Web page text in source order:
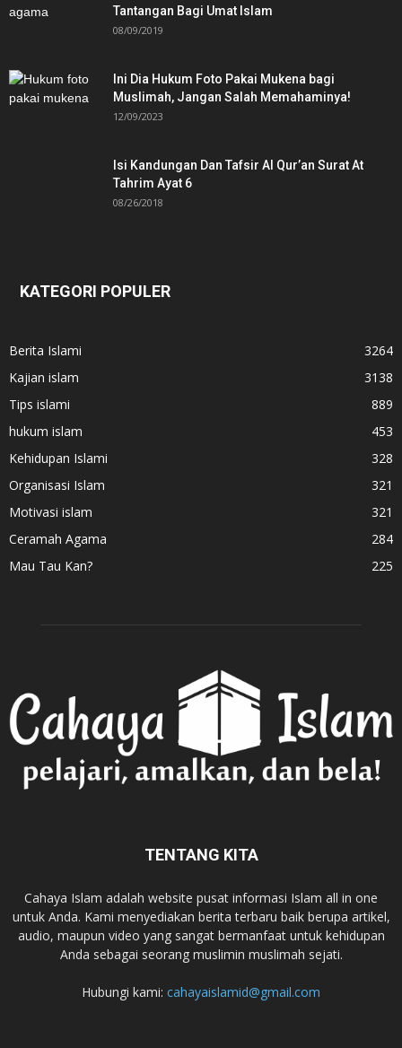
Tantangan Bagi Umat Islam
08/09/2019
Ini Dia Hukum Foto Pakai Mukena bagi
Muslimah, Jangan Salah Memahaminya!
12/09/2023
Isi Kandungan Dan Tafsir Al Qur’an Surat At
Tahrim Ayat 6
08/26/2018
KATEGORI POPULER
Berita Islami
3264
Kajian islam
3138
Tips islami
889
hukum islam
453
Kehidupan Islami
328
Organisasi Islam
321
Motivasi islam
321
Ceramah Agama
284
Mau Tau Kan?
225
TENTANG KITA
Cahaya Islam adalah website pusat informasi Islam all in one
untuk Anda. Kami menyediakan berita terbaru baik berupa artikel,
audio, maupun video yang sangat bermanfaat untuk kehidupan
Anda sebagai seorang muslimin muslimah sejati.
Hubungi kami: cahayaislamid@gmail.com